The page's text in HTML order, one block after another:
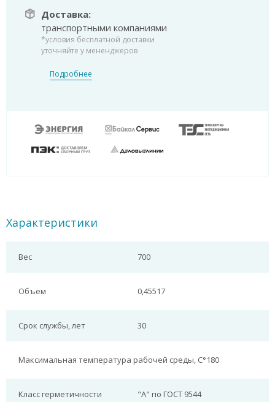
Доставка:
транспортными компаниями
*условия бесплатной доставки
уточняйте у мененджеров
Подробнее
Характеристики
Вес 700
Объем 0,45517
Срок службы, лет 30
Максимальная температура рабочей среды, С°180
Класс герметичности "А" по ГОСТ 9544